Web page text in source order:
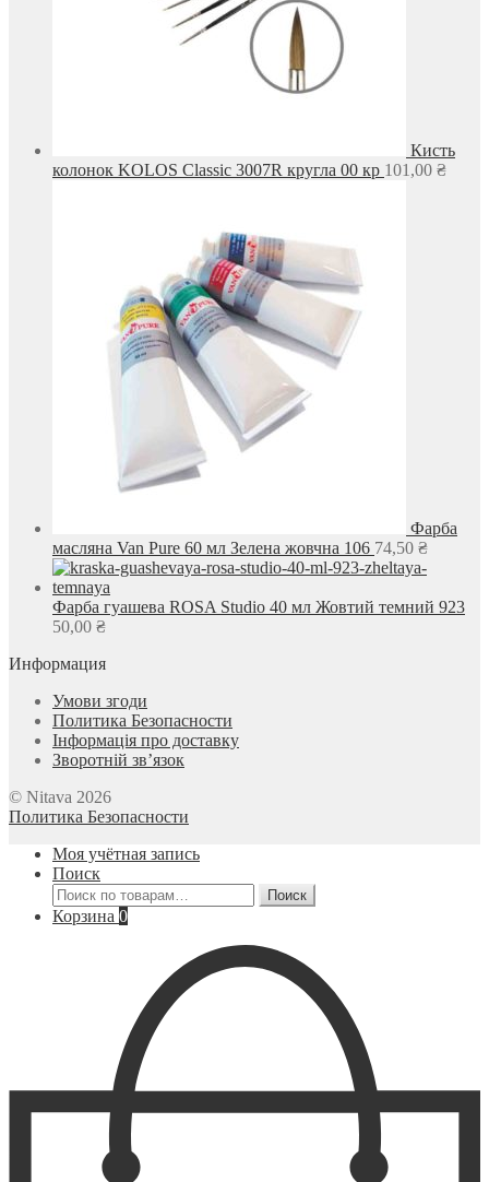
Кисть
колонок KOLOS Classic 3007R кругла 00 кр 101,00 ₴
Фарба
масляна Van Pure 60 мл Зелена жовчна 106 74,50 ₴
Фарба гуашева ROSA Studio 40 мл Жовтий темний 923
50,00 ₴
Информация
Умови згоди
Политика Безопасности
Інформація про доставку
Зворотній зв’язок
© Nitava 2026
Политика Безопасности
Моя учётная запись
Поиск
Искать:
Поиск
Корзина 0